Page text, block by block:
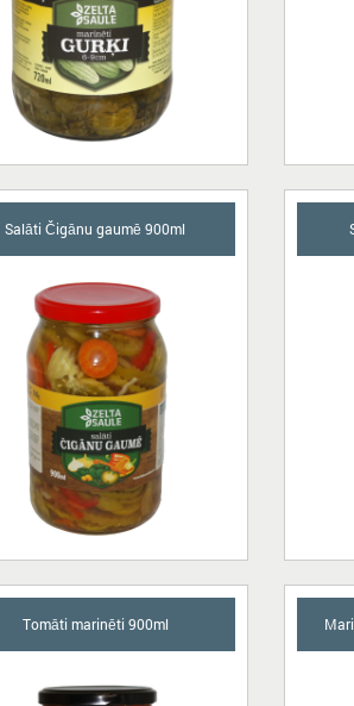
Salāti Čigānu gaumē 900ml
Tomāti marinēti 900ml